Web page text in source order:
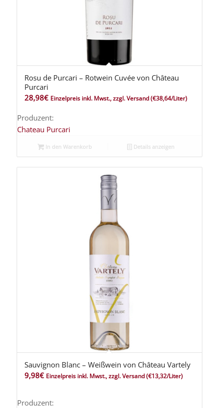
Rosu de Purcari – Rotwein Cuvée von Château
Purcari
28,98€ Einzelpreis inkl. Mwst., zzgl. Versand(€38,64/Liter)
Produzent:
Chateau Purcari
In den Warenkorb Details anzeigen
Sauvignon Blanc – Weißwein von Château Vartely
9,98€ Einzelpreis inkl. Mwst., zzgl. Versand(€13,32/Liter)
Produzent: